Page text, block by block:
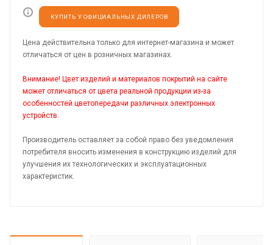
КУПИТЬ У ОФИЦИАЛЬНЫХ ДИЛЕРОВ
Цена действительна только для интернет-магазина и может
отличаться от цен в розничных магазинах.
Внимание! Цвет изделий и материалов покрытий на сайте
может отличаться от цвета реальной продукции из-за
особенностей цветопередачи различных электронных
устройств.
Производитель оставляет за собой право без уведомления
потребителя вносить изменения в конструкцию изделий для
улучшения их технологических и эксплуатационных
характеристик.